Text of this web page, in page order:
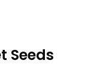
Seeds